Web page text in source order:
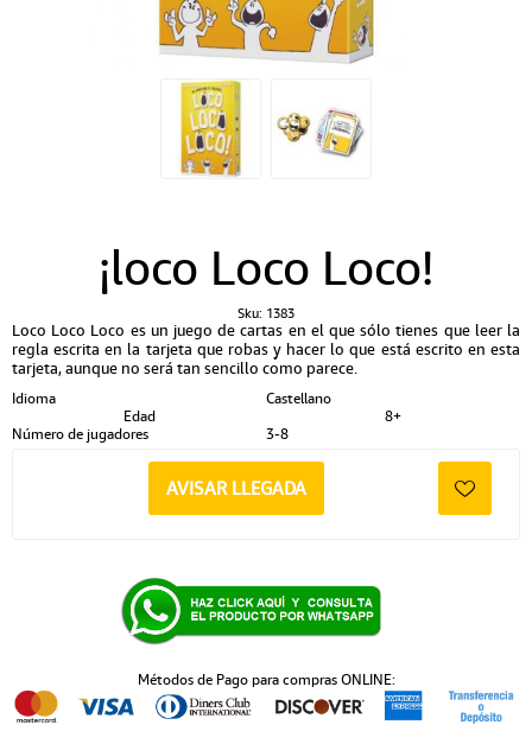
¡loco Loco Loco!
Sku: 1383
Loco Loco Loco es un juego de cartas en el que sólo tienes que leer la
regla escrita en la tarjeta que robas y hacer lo que está escrito en esta
tarjeta, aunque no será tan sencillo como parece.
Idioma
Castellano
Edad
8+
Número de jugadores
3-8
AVISAR LLEGADA
Métodos de Pago para compras ONLINE: